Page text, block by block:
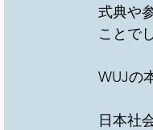
式典や
ことで
WUJの
日本社